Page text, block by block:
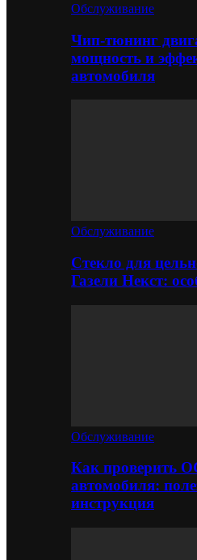
Обслуживание
Чип-тюнинг
мощность и
автомобиля
Обслуживание
Стекло для
Газели Некст:
Обслуживание
Как проверить
автомобиля:
инструкция